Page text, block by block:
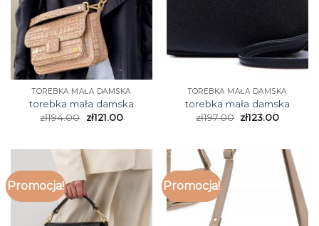
TOREBKA MAŁA DAMSKA
torebka mała damska
zł194.00 zł121.00
TOREBKA MAŁA DAMSKA
torebka mała damska
zł197.00 zł123.00
Promocja! Promocja!